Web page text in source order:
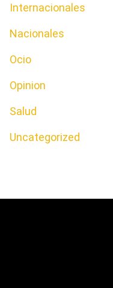
Internacionales
Nacionales
Ocio
Opinion
Salud
Uncategorized